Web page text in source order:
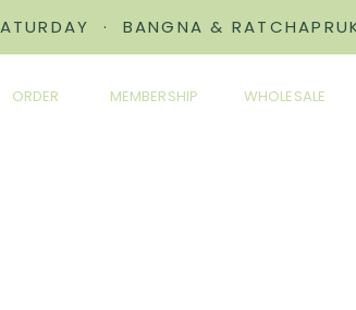
· BANGNA &
ORDER MEMBERSHIP WHOLESALE